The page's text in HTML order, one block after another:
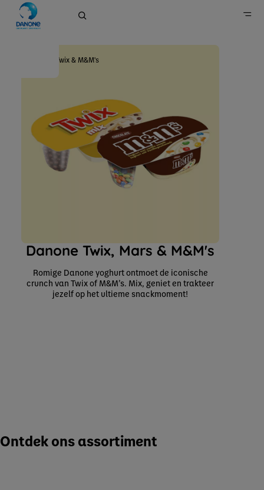
Home
Zuivel- en plantaardige alternatieven
Danone Twix & M&M's
Danone Twix, Mars & M&M's
Romige Danone yoghurt ontmoet de iconische
crunch van Twix of M&M’s. Mix, geniet en trakteer
jezelf op het ultieme snackmoment!
Ontdek ons assortiment